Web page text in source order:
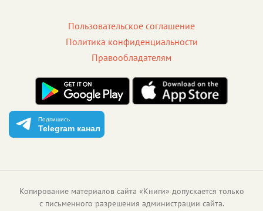
Пользовательское соглашение
Политика конфиденциальности
Правообладателям
Подпишись
Telegram канал
Копирование материалов сайта «Книги» допускается только
с письменного разрешения администрации сайта.